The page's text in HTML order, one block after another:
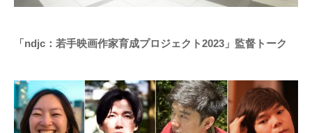
「ndjc：若手映画作家育成プロジェクト2023」監督トーク